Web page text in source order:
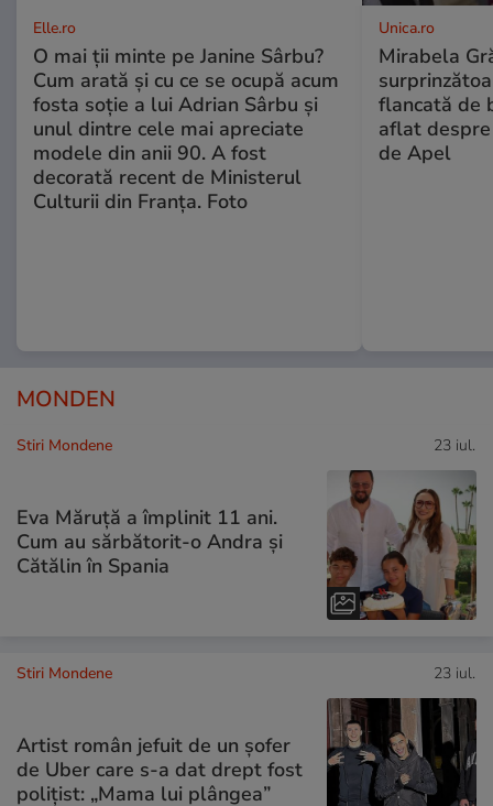
Elle.ro
O mai ții minte pe Janine Sârbu?
Cum arată și cu ce se ocupă acum
fosta soție a lui Adrian Sârbu și
unul dintre cele mai apreciate
modele din anii 90. A fost
decorată recent de Ministerul
Culturii din Franța. Foto
Unica.ro
Mirabela
flancată de
aflat
de Apel
MONDEN
Stiri Mondene 23 iul.
Eva Măruță a împlinit 11 ani.
Cum au sărbătorit-o Andra și
Cătălin în Spania
Stiri Mondene 23 iul.
Artist român jefuit de un șofer
de Uber care s-a dat drept fost
polițist: „Mama lui plângea”